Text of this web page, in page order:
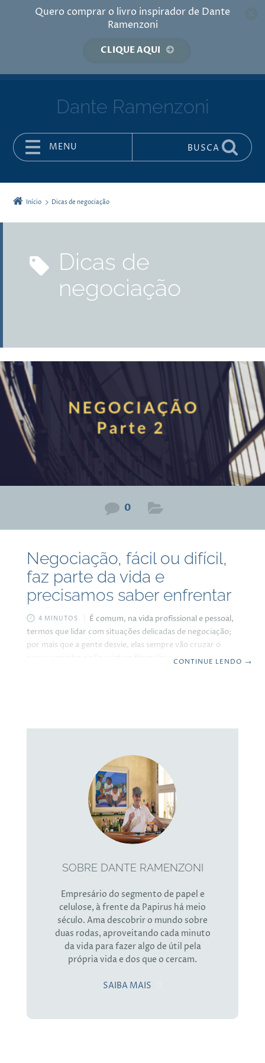
Quero comprar o livro inspirador de Dante
Ramenzoni
CLIQUE AQUI
Dante Ramenzoni
MENU BUSCA
Início Dicas de negociação
Dicas de
negociação
0
Negociação, fácil ou difícil,
faz parte da vida e
precisamos saber enfrentar
4 MINUTOS
É comum, na vida profissional e pessoal,
termos que lidar com situações delicadas de negociação;
por mais que a gente desvie, elas sempre vão cruzar o
nosso caminho e não existem fórmulas mágicas para que
CONTINUE LENDO →
SOBRE DANTE RAMENZONI
Empresário do segmento de papel e
celulose, à frente da Papirus há meio
século. Ama descobrir o mundo sobre
duas rodas, aproveitando cada minuto
da vida para fazer algo de útil pela
própria vida e dos que o cercam.
SAIBA MAIS